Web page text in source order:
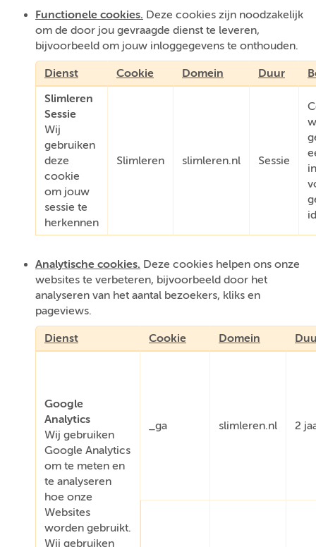
Functionele cookies. Deze cookies zijn noodzakelijk
om de door jou gevraagde dienst te leveren,
bijvoorbeeld om jouw inloggegevens te onthouden.
Dienst Cookie Domein Duur
Slimleren
Sessie
Wij
gebruiken
deze
cookie
om jouw
sessie te
herkennen
Slimleren slimleren.nl Sessie
Analytische cookies. Deze cookies helpen ons onze
websites te verbeteren, bijvoorbeeld door het
analyseren van het aantal bezoekers, kliks en
pageviews.
Dienst Cookie Domein
Google
Analytics
Wij gebruiken
Google Analytics
om te meten en
te analyseren
hoe onze
Websites
worden gebruikt.
Wij gebruiken
_ga slimleren.nl 2